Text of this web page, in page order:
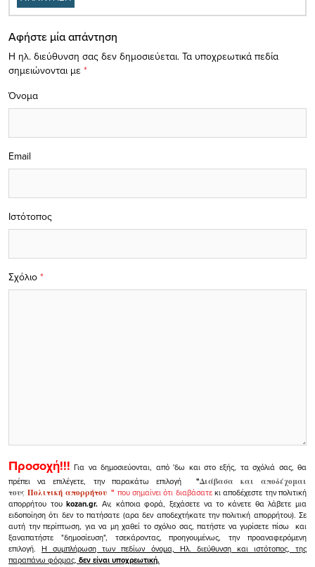
Αφήστε μία απάντηση
Η ηλ. διεύθυνση σας δεν δημοσιεύεται. Τα υποχρεωτικά πεδία
σημειώνονται με *
Σχόλιο *
Όνομα
Email
Ιστότοπος
Προσοχή!!! Για να δημοσιεύονται, από 'δω και στο εξής, τα σχόλιά σας, θα
πρέπει να επιλέγετε, την παρακάτω επιλογή
"Διάβασα και αποδέχομαι
τουςΠολιτική απορρήτου" που σημαίνει ότι διαβάσατεκι αποδέχεστε την πολιτική
απορρήτου τουkozan.gr. Αν, κάποια φορά, ξεχάσετε να το κάνετε θα λάβετε μια
ειδοποίηση ότι δεν το πατήσατε (αρα δεν αποδεχτήκατε την πολιτική απορρήτου). Σε
αυτή την περίπτωση, για να μη χαθεί το σχόλιο σας, πατήστε να γυρίσετε πίσω και
ξαναπατήστε "δημοσίευση", τσεκάροντας, προηγουμένως, την προαναφερόμενη
επιλογή.Η συμπλήρωση των πεδίων όνομα, Ηλ. διεύθυνση και ιστότοπος, της
παραπάνω φόρμας, δεν είναι υποχρεωτική.